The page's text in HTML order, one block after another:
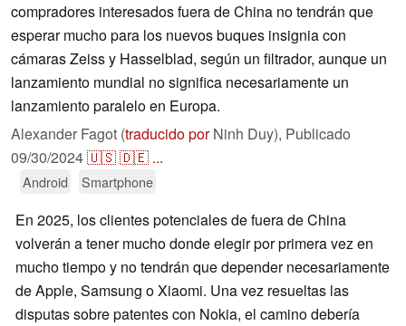
compradores interesados fuera de China no tendrán que
esperar mucho para los nuevos buques insignia con
cámaras Zeiss y Hasselblad, según un filtrador, aunque un
lanzamiento mundial no significa necesariamente un
lanzamiento paralelo en Europa.
Alexander Fagot (traducido porNinh Duy), Publicado
09/30/2024🇺🇸🇩🇪 ...
Android Smartphone
En 2025, los clientes potenciales de fuera de China
volverán a tener mucho donde elegir por primera vez en
mucho tiempo y no tendrán que depender necesariamente
de Apple, Samsung o Xiaomi. Una vez resueltas las
disputas sobre patentes con Nokia, el camino debería